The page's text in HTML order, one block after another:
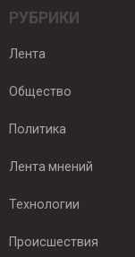
РУБРИКИ
Лента
Общество
Политика
Лента мнений
Технологии
Происшествия